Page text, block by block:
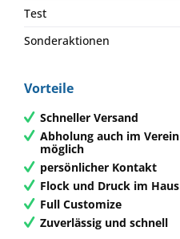
Test
Sonderaktionen
Vorteile
Schneller Versand
Abholung auch im Verein
möglich
persönlicher Kontakt
Flock und Druck im Haus
Full Customize
Zuverlässig und schnell